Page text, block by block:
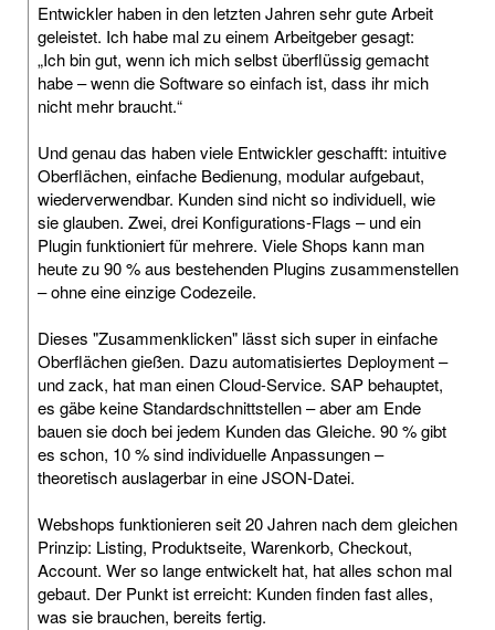
Entwickler haben in den letzten Jahren sehr gute Arbeit
geleistet. Ich habe mal zu einem Arbeitgeber gesagt:
„Ich bin gut, wenn ich mich selbst überflüssig gemacht
habe – wenn die Software so einfach ist, dass ihr mich
nicht mehr braucht.“
Und genau das haben viele Entwickler geschafft: intuitive
Oberflächen, einfache Bedienung, modular aufgebaut,
wiederverwendbar. Kunden sind nicht so individuell, wie
sie glauben. Zwei, drei Konfigurations-Flags – und ein
Plugin funktioniert für mehrere. Viele Shops kann man
heute zu 90 % aus bestehenden Plugins zusammenstellen
– ohne eine einzige Codezeile.
Dieses "Zusammenklicken" lässt sich super in einfache
Oberflächen gießen. Dazu automatisiertes Deployment –
und zack, hat man einen Cloud-Service. SAP behauptet,
es gäbe keine Standardschnittstellen – aber am Ende
bauen sie doch bei jedem Kunden das Gleiche. 90 % gibt
es schon, 10 % sind individuelle Anpassungen –
theoretisch auslagerbar in eine JSON-Datei.
Webshops funktionieren seit 20 Jahren nach dem gleichen
Prinzip: Listing, Produktseite, Warenkorb, Checkout,
Account. Wer so lange entwickelt hat, hat alles schon mal
gebaut. Der Punkt ist erreicht: Kunden finden fast alles,
was sie brauchen, bereits fertig.